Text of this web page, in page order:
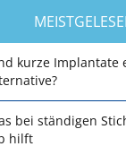
kurze Implantate
bei ständigen
hilft